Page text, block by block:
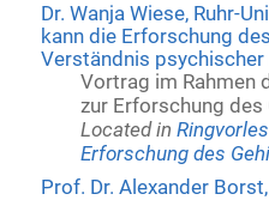
Dr. Wanja Wiese, Ruhr-
kann die Erforschung
Verständnis
Vortrag im Rahmen
zur Erforschung
Located in
Erforschung des
Prof. Dr. Alexander